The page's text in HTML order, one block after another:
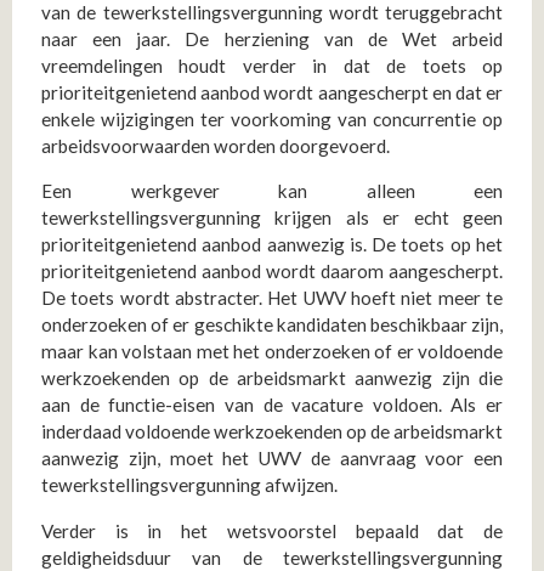
van de tewerkstellingsvergunning wordt teruggebracht
naar een jaar. De herziening van de Wet arbeid
vreemdelingen houdt verder in dat de toets op
prioriteitgenietend aanbod wordt aangescherpt en dat er
enkele wijzigingen ter voorkoming van concurrentie op
arbeidsvoorwaarden worden doorgevoerd.
Een werkgever kan alleen een
tewerkstellingsvergunning krijgen als er echt geen
prioriteitgenietend aanbod aanwezig is. De toets op het
prioriteitgenietend aanbod wordt daarom aangescherpt.
De toets wordt abstracter. Het UWV hoeft niet meer te
onderzoeken of er geschikte kandidaten beschikbaar zijn,
maar kan volstaan met het onderzoeken of er voldoende
werkzoekenden op de arbeidsmarkt aanwezig zijn die
aan de functie-eisen van de vacature voldoen. Als er
inderdaad voldoende werkzoekenden op de arbeidsmarkt
aanwezig zijn, moet het UWV de aanvraag voor een
tewerkstellingsvergunning afwijzen.
Verder is in het wetsvoorstel bepaald dat de
geldigheidsduur van de tewerkstellingsvergunning